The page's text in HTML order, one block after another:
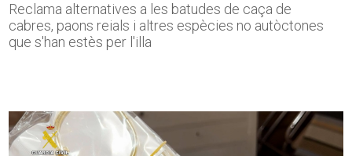
Reclama alternatives a les batudes de caça de
cabres, paons reials i altres espècies no autòctones
que s'han estès per l'illa